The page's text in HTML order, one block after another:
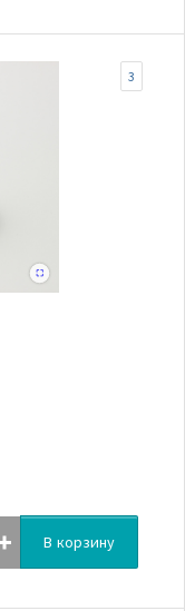
3
В корзину